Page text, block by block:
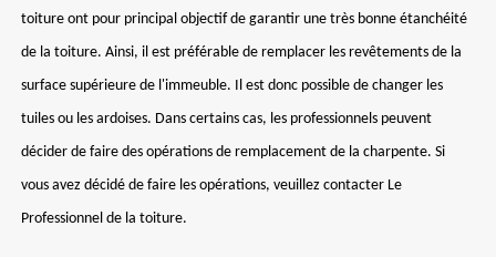
toiture ont pour principal objectif de garantir une très bonne étanchéité
de la toiture. Ainsi, il est préférable de remplacer les revêtements de la
surface supérieure de l'immeuble. Il est donc possible de changer les
tuiles ou les ardoises. Dans certains cas, les professionnels peuvent
décider de faire des opérations de remplacement de la charpente. Si
vous avez décidé de faire les opérations, veuillez contacter Le
Professionnel de la toiture.